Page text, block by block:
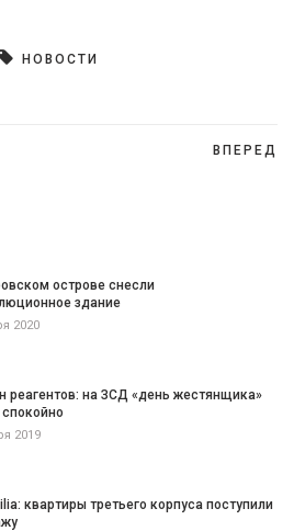
НОВОСТИ
ВПЕРЕД
острове снесли
здание
2020
реагентов: на ЗСД «день жестянщика»
2019
квартиры третьего корпуса поступили